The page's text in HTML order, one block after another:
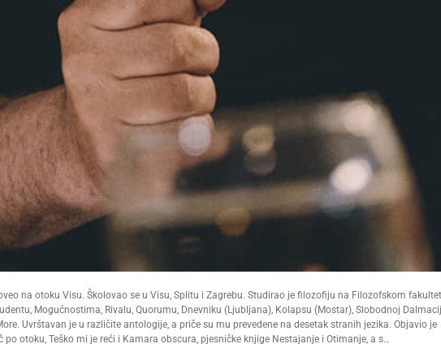
na otoku Visu. Školovao se u Visu, Splitu i Zagrebu. Studirao je filozofiju na Filozofskom
Mogućnostima, Rivalu, Quorumu, Dnevniku (Ljubljana), Kolapsu (Mostar), Slobodnoj
Uvrštavan je u različite antologije, a priče su mu prevedene na desetak stranih jezika. Objavio je
otoku, Teško mi je reći i Kamara obscura, pjesničke knjige Nestajanje i Otimanje, a s…